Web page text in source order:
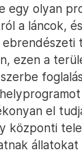
egy olyan
a láncok,
ezen a
el
központi
állatokat